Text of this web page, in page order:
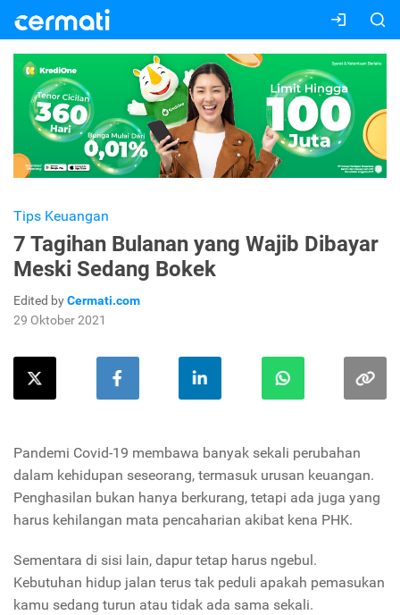
Tips Keuangan
7 Tagihan Bulanan yang Wajib Dibayar
Meski Sedang Bokek
Edited byCermati.com
29 Oktober 2021
Pandemi Covid-19 membawa banyak sekali perubahan
dalam kehidupan seseorang, termasuk urusan keuangan.
Penghasilan bukan hanya berkurang, tetapi ada juga yang
harus kehilangan mata pencaharian akibat kena PHK.
Sementara di sisi lain, dapur tetap harus ngebul.
Kebutuhan hidup jalan terus tak peduli apakah pemasukan
kamu sedang turun atau tidak ada sama sekali.